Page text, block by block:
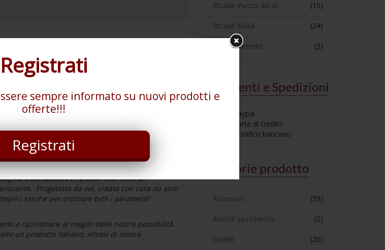
Registrati
sempre informato su nuovi prodotti e
offerte!!!
Registrati
vanta una lunga esperienza nel campo della
di pellettiere nel 1977. Lungo tutta la sua
trasmutando in piccoli interventi di
Progettata da voi, creata con cura da anni
tasche per ordinare tutti i paramenti
a ripristinare al meglio delle nostre possibilità.
un prodotto italiano, altresì di nostra
Rituale Piazza del Gesù (10)
Rituale RSAA (24)
Stelle d'Oriente (3)
Pagamenti e Spedizioni
Paypal
Carte di credito
Bonifico bancario
Categorie prodotto
Accessori (59)
Articoli su richiesta (2)
Gioielli (20)